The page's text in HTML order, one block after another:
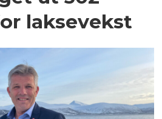
laksevekst